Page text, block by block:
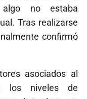
no estaba
Tras realizarse
confirmó
asociados al
los niveles de